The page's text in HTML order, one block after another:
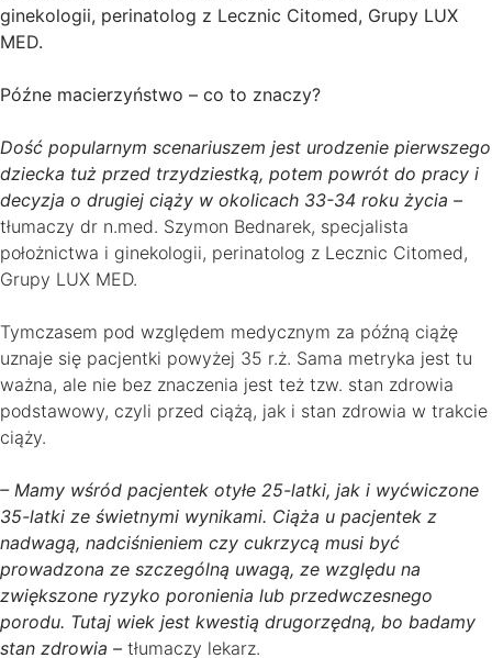
ginekologii, perinatolog z Lecznic Citomed, Grupy LUX
MED.
Późne macierzyństwo – co to znaczy?
Dość popularnym scenariuszem jest urodzenie pierwszego
dziecka tuż przed trzydziestką, potem powrót do pracy i
decyzja o drugiej ciąży w okolicach 33-34 roku życia –
tłumaczy dr n.med. Szymon Bednarek, specjalista
położnictwa i ginekologii, perinatolog z Lecznic Citomed,
Grupy LUX MED.
Tymczasem pod względem medycznym za późną ciążę
uznaje się pacjentki powyżej 35 r.ż. Sama metryka jest tu
ważna, ale nie bez znaczenia jest też tzw. stan zdrowia
podstawowy, czyli przed ciążą, jak i stan zdrowia w trakcie
ciąży.
– Mamy wśród pacjentek otyłe 25-latki, jak i wyćwiczone
35-latki ze świetnymi wynikami. Ciąża u pacjentek z
nadwagą, nadciśnieniem czy cukrzycą musi być
prowadzona ze szczególną uwagą, ze względu na
zwiększone ryzyko poronienia lub przedwczesnego
porodu. Tutaj wiek jest kwestią drugorzędną, bo badamy
stan zdrowia – tłumaczy lekarz.